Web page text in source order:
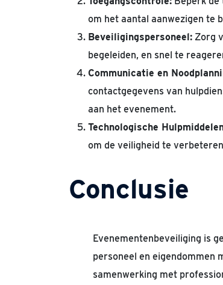
om het aantal aanwezigen te
Beveiligingspersoneel: Zorg
begeleiden, en snel te
Communicatie en
contactgegevens van
aan het evenement.
Technologische
om de veiligheid te
Conclusie
Evenementenbeveiliging is
personeel en eigendommen
samenwerking met